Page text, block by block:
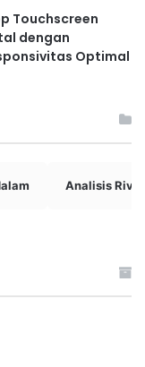
Touchscreen
dengan
Optimal
Analisis